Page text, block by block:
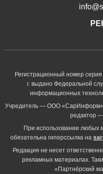
Регистрационный номер
г. выдано Федеральной
информационных
Учредитель — ООО
редактор
При использовании любых
обязательна гиперссылка на
Редакция не несет
рекламных материалах.
«Партнёрский